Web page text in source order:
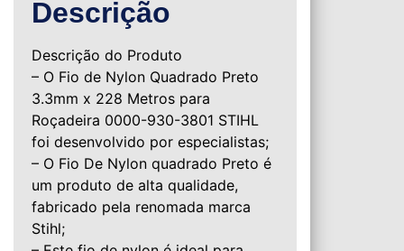
Descrição
Descrição do Produto
– O Fio de Nylon Quadrado Preto
3.3mm x 228 Metros para
Roçadeira 0000-930-3801 STIHL
foi desenvolvido por especialistas;
– O Fio De Nylon quadrado Preto é
um produto de alta qualidade,
fabricado pela renomada marca
Stihl;